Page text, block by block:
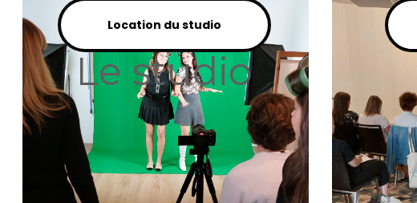
Location du studio
Le studio